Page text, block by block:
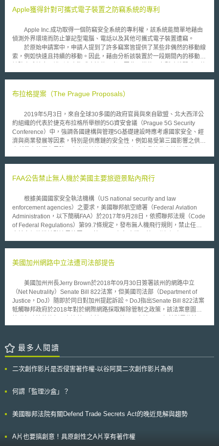
Apple獲得針對可攜式電子裝置之防竊系統的專利
Apple Inc.成功取得一個防竊安全系統的專利權，該系統能簡單地藉由
偵測外界環境而防止筆記型電腦、電話以及其他可攜式電子裝置遭竊。
於原始申請案中，申請人提到了許多竊案皆提供了某些非偶然的移動線
索，例如快速且持續的移動。因此，藉由分析該裝置於一段期間內的移動，
們能放心地將可攜式電子裝置留下，而不需要加裝纜線鎖或其它物理性安全
應的軟體。加速規可在某些位置或震動情況下自動傳送一訊號至該裝置核心
明前述機制時指明特定的應用硬體，但藉由該專利說明書的描述，可以很清
楚的了解Apple的構想是將該防竊系統安裝在iPod上。當然，手機以及筆記
型電腦也是安裝該防竊系統的顯著標的。
布拉格提案（The Prague Proposals）
2019年5月3日，來自全球30多國的政府官員與來自歐盟、北大西洋公
約組織的代表於捷克布拉格所舉辦的5G資安會議（Prague 5G Security
Conference）中，強調各國建構與管理5G基礎建設時應考慮國家安全、經
濟與商業發展等因素，特別是供應鏈的安全性，例如易受第三國影響之供應
（The Prague Proposals），作為提供世界各國建構5G基礎建設之資安建
性，而5G網路將是打造未來數位世界的重要基礎，5G資安將與國家安全、
整體性資安並落實資安風險評估等，而其中最關鍵者，則為強調確保5G基
礎建設的供應鏈安全。 因此在布拉格提案中強調各國建構通訊網路基
礎建設，應採用國際資安標準評估其資安風險，特別是受第三國影響之供應
商背後所潛藏之風險，並應重視5G技術變革例如邊緣運算所產生的新風險
FAA公告禁止無人機於美國主要旅遊景點內飛行
根據美國國家安全執法機構（US national security and law
enforcement agencies）之要求，美國聯邦航空總署（Federal Aviation
Administration，以下簡稱FAA）於2017年9月28日，依照聯邦法規（Code
of Federal Regulations）第99.7條規定，發布無人機飛行規則，禁止任何
（FBI）局長Christopher Wray表示，「擔心恐怖分子會使用無人機進行攻
（Department of the Interior，以下簡稱DOI）共同指定，包括：紐約自由
（Independence National Historical Park）、加州福爾索姆水壩（Folsom
Dam）、亞利桑那州格倫峽谷大壩（Glen Canyon Dam）、華盛頓州大古
力大壩（Grand Coulee Dam）、內華達州胡佛水壩（Hoover Dam）、密
蘇里州傑弗遜國家擴張紀念公園（Jefferson National Expansion
前FAA仍對軍事基地進行類似空域限制。 限制無人機飛行之規則將於
2017年10月5日生效，違反空域限制者，將採取法律行動，包含民事處罰和
刑事追訴。只有少數例外情形，允許無人機在限制區內飛行，且必須和個別
美國加州網路中立法遭司法部提告
美國加州州長Jerry Brown於2018年09月30日簽署該州的網路中立
（Net Neutrality）Senate Bill 822法案，但美國司法部（Department of
Justice，DoJ）隨即於同日對加州提起訴訟。DoJ指出Senate Bill 822法案
牴觸聯邦政府於2018年對於網際網路採取解除管制之政策，該法案意圖阻
（The Communications Act）制定「聯邦或州對網路低度管制（unfettered
Communications Commission，FCC）為符合該政策，於2002年發布命
令，將寬頻網路接取服務列為資訊服務（information service），而美國不
路中立性訂立規則，要求網路服務提供者（Internet Service Provider）應平
獲取資訊時不受不合理的限制。但FCC於2017年12月取消網路中立規定，
6條第2項規定，憲法、聯邦法律及美國對外條約為全國之最高法律，跨州之
邦政府已廢除網路中立性的情形下，且州政府沒有制定州際貿易規範的權
限，則加州政府通過Senate Bill 822法案對網路立法監管，針對網路使用頒
最多人閱讀
二次創作影片是否侵害著作權-以谷阿莫二次創作影片為例
何謂「監理沙盒」？
美國聯邦法院有關Defend Trade Secrets Act的晚近見解與趨勢
A片也要搞創意！具原創性之A片享有著作權